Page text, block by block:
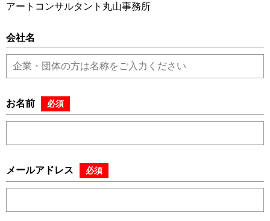
アートコンサルタント丸山事務所
会社名
お名前 必須
メールアドレス 必須